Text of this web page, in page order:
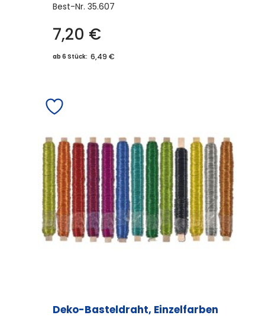
Best-Nr. 35.607
7,20 €
ab 6 Stück: 6,49 €
Deko-Basteldraht, Einzelfarben